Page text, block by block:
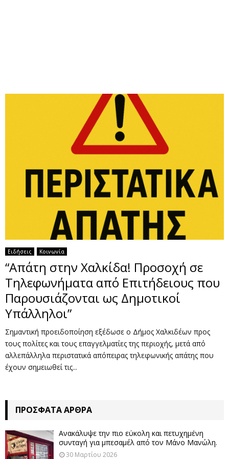
U
Ειδήσεις Κοινωνία
“Απάτη στην Χαλκίδα! Προσοχή σε
Τηλεφωνήματα από Επιτήδειους που
Παρουσιάζονται ως Δημοτικοί
Υπάλληλοι”
Σημαντική προειδοποίηση εξέδωσε ο Δήμος Χαλκιδέων προς
τους πολίτες και τους επαγγελματίες της περιοχής, μετά από
αλλεπάλληλα περιστατικά απόπειρας τηλεφωνικής απάτης που
έχουν σημειωθεί τις...
ΠΡΌΣΦΑΤΑ ΆΡΘΡΑ
Ανακάλυψε την πιο εύκολη και πετυχημένη
συνταγή για μπεσαμέλ από τον Μάνο Μανώλη.
30 Μαρτίου 2026